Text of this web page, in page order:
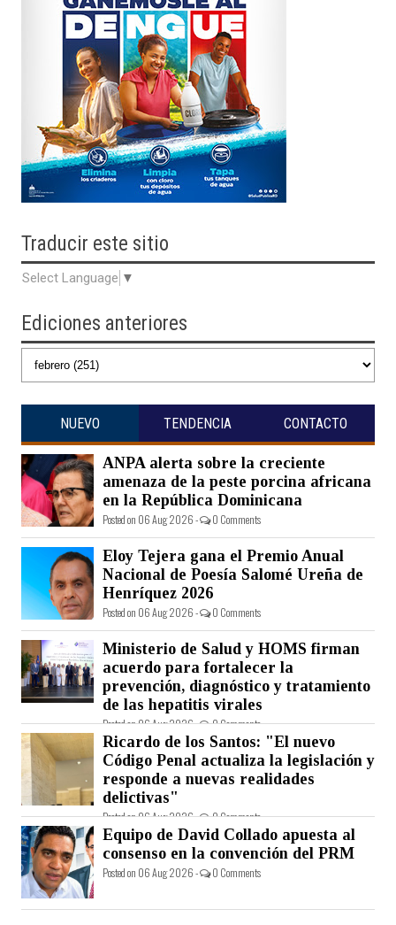
Traducir este sitio
Select Language ▼
Ediciones anteriores
NUEVO TENDENCIA CONTACTO
ANPA alerta sobre la creciente
amenaza de la peste porcina africana
en la República Dominicana
Posted on 06 Aug 2026 - 0 Comments
Eloy Tejera gana el Premio Anual
Nacional de Poesía Salomé Ureña de
Henríquez 2026
Posted on 06 Aug 2026 - 0 Comments
Ministerio de Salud y HOMS firman
acuerdo para fortalecer la
prevención, diagnóstico y tratamiento
de las hepatitis virales
Posted on 06 Aug 2026 - 0 Comments
Ricardo de los Santos: "El nuevo
Código Penal actualiza la legislación y
responde a nuevas realidades
delictivas"
Posted on 06 Aug 2026 - 0 Comments
Equipo de David Collado apuesta al
consenso en la convención del PRM
Posted on 06 Aug 2026 - 0 Comments